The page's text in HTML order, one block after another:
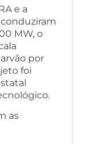
e a
MW, o
por
foi
as